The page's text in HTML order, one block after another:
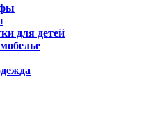
для детей